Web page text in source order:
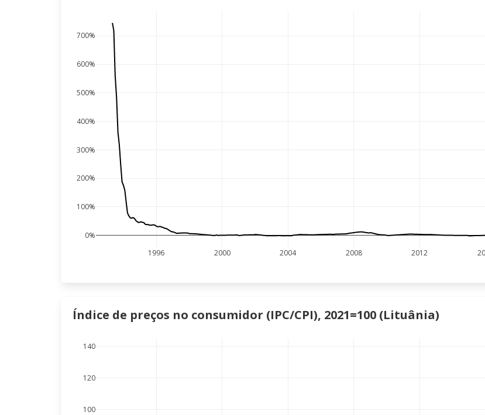
1996 2000 2004 2008 2012
0%
100%
200%
300%
400%
500%
600%
700%
Índice de preços no consumidor (IPC/CPI), 2021=100 (Lituânia)
100
120
140